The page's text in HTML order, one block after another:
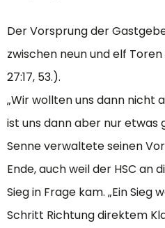
Der Vorsprung der
zwischen neun und elf Toren
27:17, 53.).
„Wir wollten uns dann nicht
ist uns dann aber nur etwas
Senne verwaltete seinen
Ende, auch weil der HSC an
Sieg in Frage kam. „Ein Sieg
Schritt Richtung direktem